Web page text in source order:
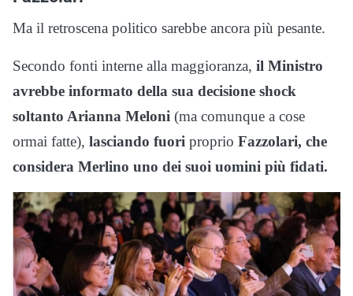
Ma il retroscena politico sarebbe ancora più pesante.
Secondo fonti interne alla maggioranza, il Ministro
avrebbe informato della sua decisione shock
soltanto Arianna Meloni (ma comunque a cose
ormai fatte), lasciando fuori proprio Fazzolari, che
considera Merlino uno dei suoi uomini più fidati.